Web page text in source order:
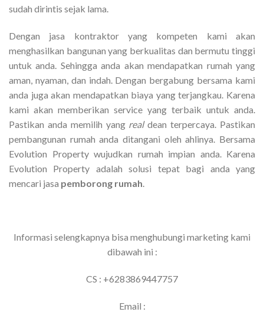
sudah dirintis sejak lama.
Dengan jasa kontraktor yang kompeten kami akan
menghasilkan bangunan yang berkualitas dan bermutu tinggi
untuk anda. Sehingga anda akan mendapatkan rumah yang
aman, nyaman, dan indah. Dengan bergabung bersama kami
anda juga akan mendapatkan biaya yang terjangkau. Karena
kami akan memberikan service yang terbaik untuk anda.
Pastikan anda memilih yang realdean terpercaya. Pastikan
pembangunan rumah anda ditangani oleh ahlinya. Bersama
Evolution Property wujudkan rumah impian anda. Karena
Evolution Property adalah solusi tepat bagi anda yang
mencari jasa pemborong rumah
Informasi selengkapnya bisa menghubungi marketing kami
dibawah ini :
CS : +6283869447757
Email :